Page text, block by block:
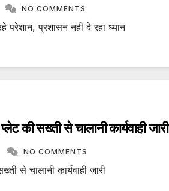
NO COMMENTS
परेशान, प्रशासन नहीं दे रहा ध्यान
की सख्ती से चालानी कार्यवाही जारी
NO COMMENTS
से चालानी कार्यवाही जारी